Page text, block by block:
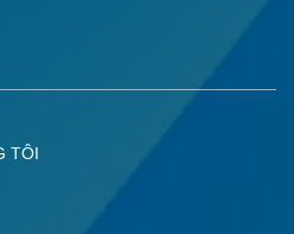
TÔI